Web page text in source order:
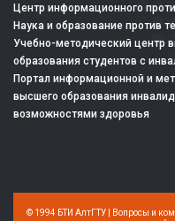
Центр информационного
Наука и образование против
Учебно-методический центр
образования студентов с
Портал информационной и
высшего образования
возможностями здоровья
© 1994 БТИ АлтГТУ | Вопросы и